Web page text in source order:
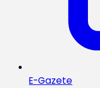
E-Gazete